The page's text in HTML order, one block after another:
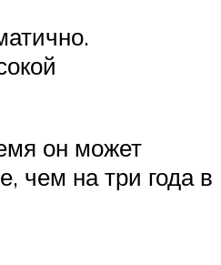
он может
чем на три года в